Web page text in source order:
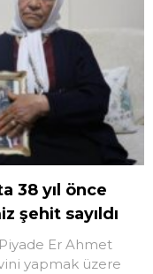
38 yıl önce
şehit sayıldı
Er Ahmet
yapmak üzere